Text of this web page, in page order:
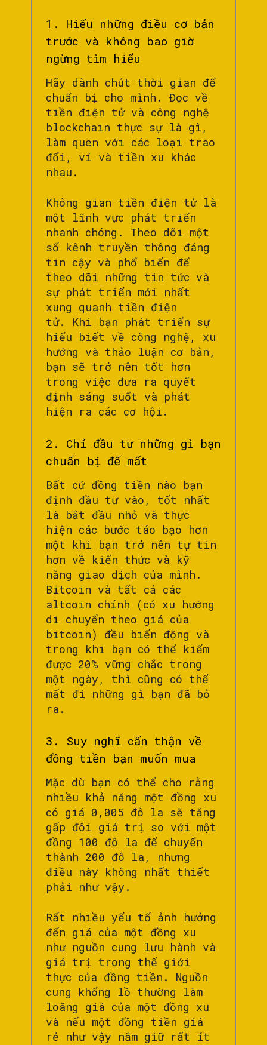
1. Hiểu những điều cơ bản
trước và không bao giờ
ngừng tìm hiểu
Hãy dành chút thời gian để
chuẩn bị cho mình. Đọc về
tiền điện tử và công nghệ
blockchain thực sự là gì,
làm quen với các loại trao
đổi, ví và tiền xu khác
nhau.
Không gian tiền điện tử là
một lĩnh vực phát triển
nhanh chóng. Theo dõi một
số kênh truyền thông đáng
tin cậy và phổ biến để
theo dõi những tin tức và
sự phát triển mới nhất
xung quanh tiền điện
tử. Khi bạn phát triển sự
hiểu biết về công nghệ, xu
hướng và thảo luận cơ bản,
bạn sẽ trở nên tốt hơn
trong việc đưa ra quyết
định sáng suốt và phát
hiện ra các cơ hội.
2. Chỉ đầu tư những gì bạn
chuẩn bị để mất
Bất cứ đồng tiền nào bạn
định đầu tư vào, tốt nhất
là bắt đầu nhỏ và thực
hiện các bước táo bạo hơn
một khi bạn trở nên tự tin
hơn về kiến ​​thức và kỹ
năng giao dịch của mình.
Bitcoin và tất cả các
altcoin chính (có xu hướng
di chuyển theo giá của
bitcoin) đều biến động và
trong khi bạn có thể kiếm
được 20% vững chắc trong
một ngày, thì cũng có thể
mất đi những gì bạn đã bỏ
ra.
3. Suy nghĩ cẩn thận về
đồng tiền bạn muốn mua
Mặc dù bạn có thể cho rằng
nhiều khả năng một đồng xu
có giá 0,005 đô la sẽ tăng
gấp đôi giá trị so với một
đồng 100 đô la để chuyển
thành 200 đô la, nhưng
điều này không nhất thiết
phải như vậy.
Rất nhiều yếu tố ảnh hưởng
đến giá của một đồng xu
như nguồn cung lưu hành và
giá trị trong thế giới
thực của đồng tiền. Nguồn
cung khổng lồ thường làm
loãng giá của một đồng xu
và nếu một đồng tiền giá
rẻ như vậy nắm giữ rất ít